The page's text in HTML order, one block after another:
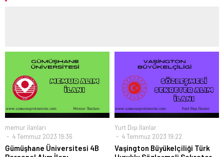
memur ilanları
4 Temmuz 2023 19:36
Gümüşhane Üniversitesi 4B
Yurt Dışı İlanlar
4 Temmuz 2023 19:22
Vaşington Büyükelçiliği Türk